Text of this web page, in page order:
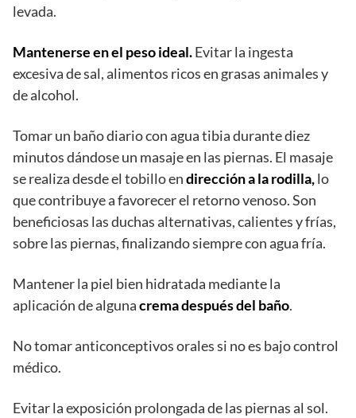
levada.
Mantenerse en el peso ideal.Evitar la ingesta
excesiva de sal, alimentos ricos en grasas animales y
de alcohol.
Tomar un baño diario con agua tibia durante diez
minutos dándose un masaje en las piernas. El masaje
se realiza desde el tobillo endirección a la rodilla,lo
que contribuye a favorecer el retorno venoso. Son
beneficiosas las duchas alternativas, calientes y frías,
sobre las piernas, finalizando siempre con agua fría.
Mantener la piel bien hidratada mediante la
aplicación de algunacrema después del baño.
No tomar anticonceptivos orales si no es bajo control
médico.
Evitar la exposición prolongada de las piernas al sol.